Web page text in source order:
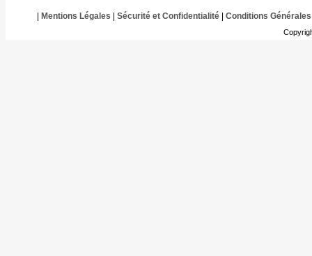
Mentions Légales Sécurité et Confidentialité| Conditions Générales